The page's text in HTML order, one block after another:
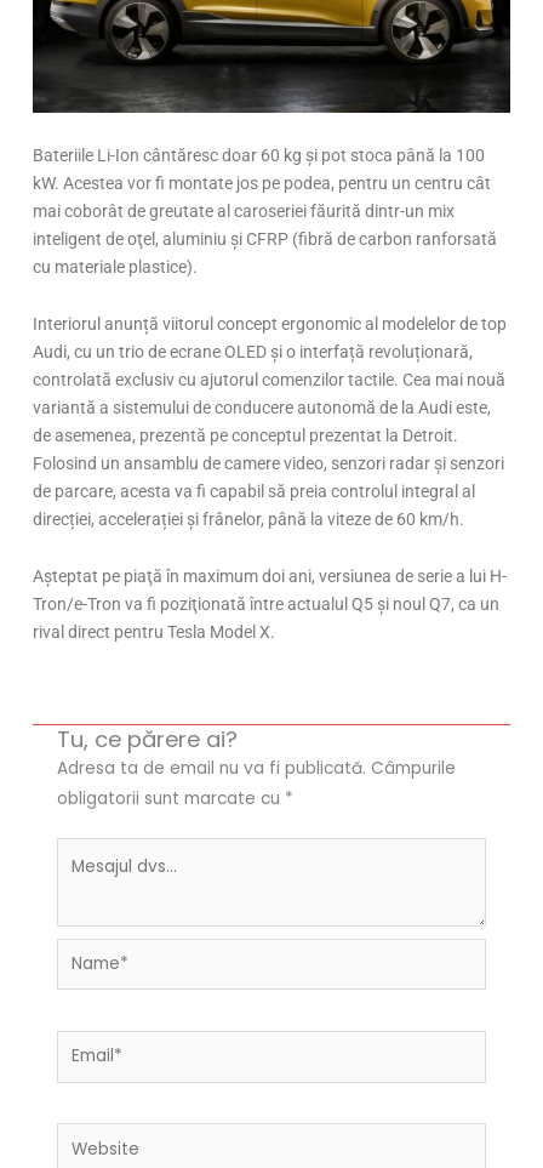
Bateriile Li-Ion cântăresc doar 60 kg și pot stoca până la 100
kW. Acestea vor fi montate jos pe podea, pentru un centru cât
mai coborât de greutate al caroseriei făurită dintr-un mix
inteligent de oţel, aluminiu şi CFRP (fibră de carbon ranforsată
cu materiale plastice).
Interiorul anunță viitorul concept ergonomic al modelelor de top
Audi, cu un trio de ecrane OLED și o interfață revoluționară,
controlată exclusiv cu ajutorul comenzilor tactile. Cea mai nouă
variantă a sistemului de conducere autonomă de la Audi este,
de asemenea, prezentă pe conceptul prezentat la Detroit.
Folosind un ansamblu de camere video, senzori radar și senzori
de parcare, acesta va fi capabil să preia controlul integral al
direcției, accelerației și frânelor, până la viteze de 60 km/h.
Aşteptat pe piaţă în maximum doi ani, versiunea de serie a lui H-
Tron/e-Tron va fi poziţionată între actualul Q5 şi noul Q7, ca un
rival direct pentru Tesla Model X.
Tu, ce părere ai?
Adresa ta de email nu va fi publicată. Câmpurile
obligatorii sunt marcate cu *
Name*
Email*
Website